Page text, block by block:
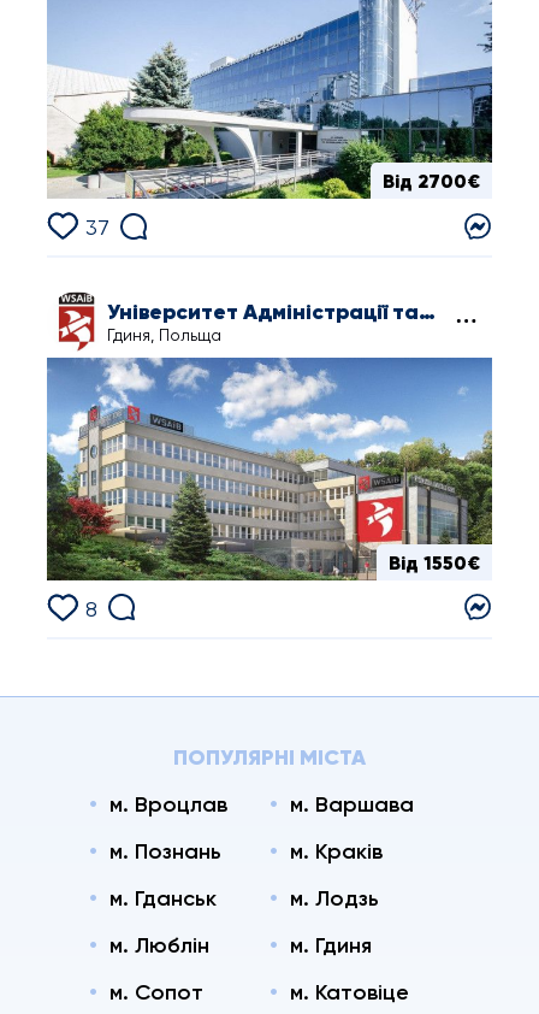
Від 2700€
37
Університет Адміністрації та Бізнесу в Гдині
Гдиня, Польща
Від 1550€
8
ПОПУЛЯРНІ МІСТА
м. Вроцлав
м. Варшава
м. Познань
м. Краків
м. Гданськ
м. Лодзь
м. Люблін
м. Гдиня
м. Сопот
м. Катовіце